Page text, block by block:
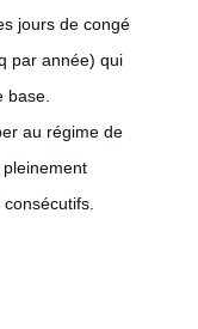
jours de congé
par année) qui
base.
au régime de